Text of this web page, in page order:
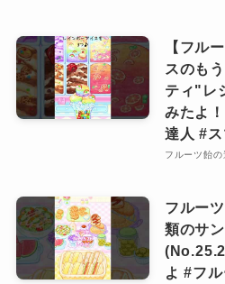
【フル
スのも
ティ"レ
みたよ
達人 #
フルーツ飴の
フルー
類のサ
よ #フ